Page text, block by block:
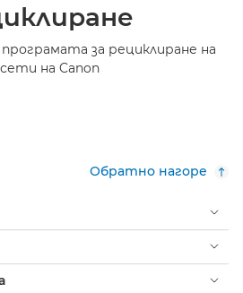
за рециклиране на
на Canon
Обратно нагоре